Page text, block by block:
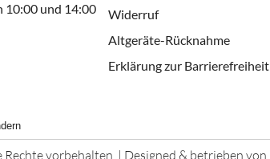
10:00 und 14:00
Widerruf
Altgeräte-Rücknahme
Erklärung zur Barrierefreiheit
vorbehalten. | Designed & betrieben von